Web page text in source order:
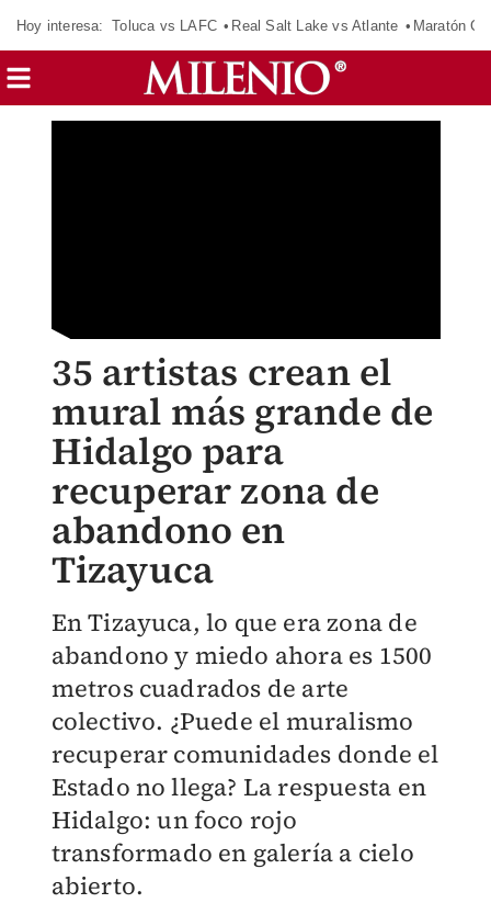
Hoy interesa: Toluca vs LAFC Real Salt Lake vs Atlante Maratón
35 artistas crean el
mural más grande de
Hidalgo para
recuperar zona de
abandono en
Tizayuca
En Tizayuca, lo que era zona de
abandono y miedo ahora es 1500
metros cuadrados de arte
colectivo. ¿Puede el muralismo
recuperar comunidades donde el
Estado no llega? La respuesta en
Hidalgo: un foco rojo
transformado en galería a cielo
abierto.